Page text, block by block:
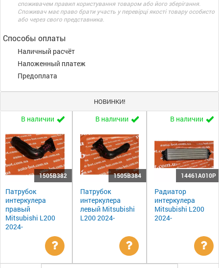
споживачем правил користування товаром або його зберігання.
Споживач має право брати участь у перевірці якості товару особисто
або через свого представника.
Способы оплаты
Наличный расчёт
Наложенный платеж
Предоплата
НОВИНКИ!
В наличии
1505B382
Патрубок
интеркулера
правый
Mitsubishi L200
2024-
Уточнить
В наличии
1505B384
Патрубок
интеркулера
левый Mitsubishi
L200 2024-
Уточнить
В наличии
14461A010P
Радиатор
интеркулера
Mitsubishi L200
2024-